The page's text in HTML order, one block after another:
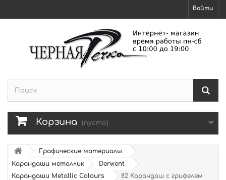
Войти
Корзина (пусто)
Графические материалы
Карандаши металлик
Derwent
Карандаши Metallic Colours
82 Карандаш с грифелем